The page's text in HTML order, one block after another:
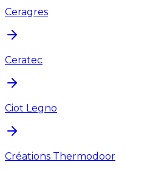
Ceragres
Ceratec
Ciot Legno
Créations Thermodoor